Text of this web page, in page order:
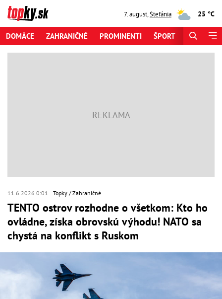
7. august,Štefánia 25 °C
DOMÁCE ZAHRANIČNÉ PROMINENTI ŠPORT
11.6.2026 0:01 Topky Zahraničné
TENTO ostrov rozhodne o všetkom: Kto ho
ovládne, získa obrovskú výhodu! NATO sa
chystá na konflikt s Ruskom